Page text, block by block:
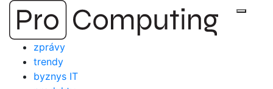
Přejít
obsah
zprávy
trendy
byznys IT